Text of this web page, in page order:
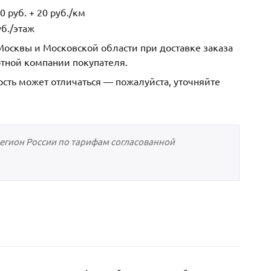
руб. + 20 руб./км
этаж
и Московской области при доставке заказа
компании покупателя.
может отличаться — пожалуйста, уточняйте
России по тарифам согласованной